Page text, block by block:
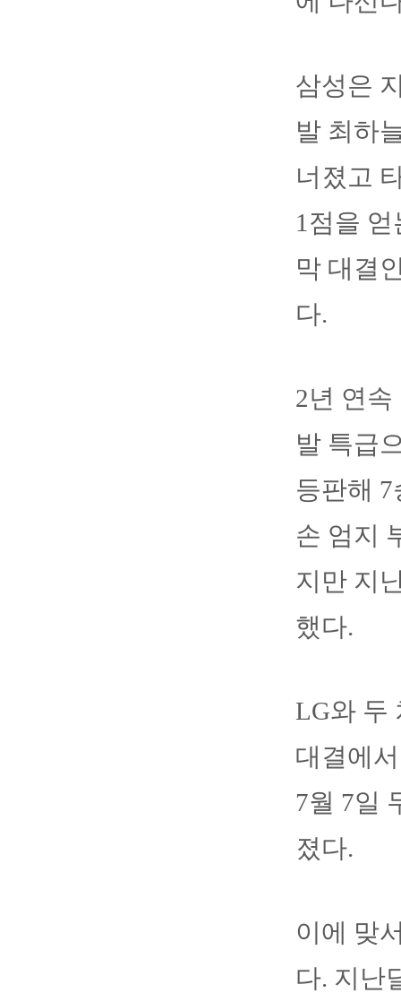
삼성은
발 최하
너졌고
1점을
막 대결
다.
2년 연
발 특급
등판해
손 엄지
지만 지
했다.
LG와 두
대결에
7월 7일
졌다.
이에 맞
다. 지난